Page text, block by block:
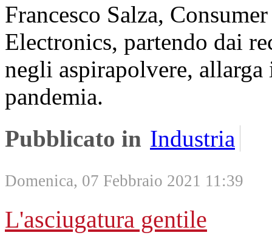
Francesco Salza,
Electronics, partendo dai
negli aspirapolvere,
pandemia.
Pubblicato in Industria
Domenica, 07 Febbraio 2021 11:39
L'asciugatura gentile